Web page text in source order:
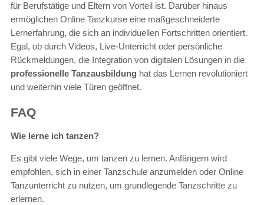
für Berufstätige und Eltern von Vorteil ist. Darüber hinaus
ermöglichen Online Tanzkurse eine maßgeschneiderte
Lernerfahrung, die sich an individuellen Fortschritten orientiert.
Egal, ob durch Videos, Live-Unterricht oder persönliche
Rückmeldungen, die Integration von digitalen Lösungen in die
professionelle Tanzausbildung hat das Lernen revolutioniert
und weiterhin viele Türen geöffnet.
FAQ
Wie lerne ich tanzen?
Es gibt viele Wege, um tanzen zu lernen. Anfängern wird
empfohlen, sich in einer Tanzschule anzumelden oder Online
Tanzunterricht zu nutzen, um grundlegende Tanzschritte zu
erlernen.